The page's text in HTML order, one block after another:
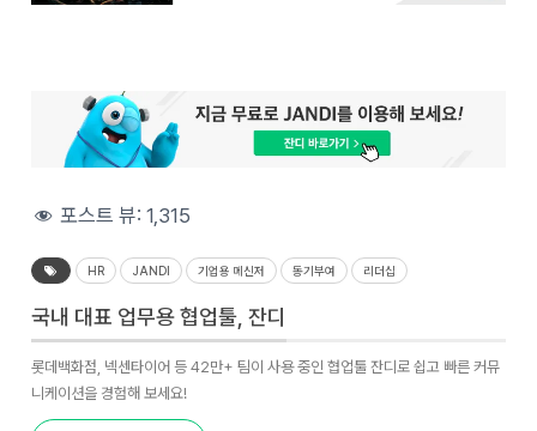
포스트 뷰:1,315
HR JANDI 기업용 메신저 동기부여 리더십
국내 대표 업무용 협업툴, 잔디
롯데백화점, 넥센타이어 등 42만+ 팀이 사용 중인 협업툴 잔디로 쉽고 빠른 커뮤
니케이션을 경험해 보세요!